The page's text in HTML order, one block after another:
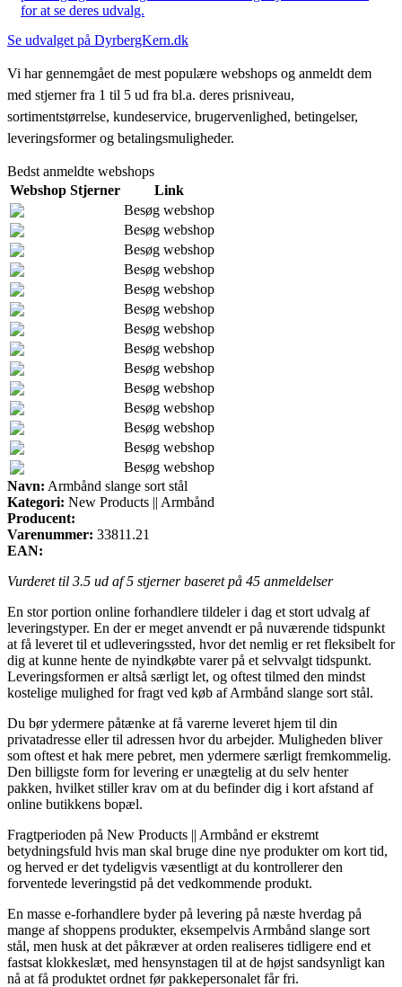
for at se deres udvalg.
Se udvalget på DyrbergKern.dk
Vi har gennemgået de mest populære webshops og anmeldt dem
med stjerner fra 1 til 5 ud fra bl.a. deres prisniveau,
sortimentstørrelse, kundeservice, brugervenlighed, betingelser,
leveringsformer og betalingsmuligheder.
Bedst anmeldte webshops
Webshop Stjerner
Link
Besøg webshop
Besøg webshop
Besøg webshop
Besøg webshop
Besøg webshop
Besøg webshop
Besøg webshop
Besøg webshop
Besøg webshop
Besøg webshop
Besøg webshop
Besøg webshop
Besøg webshop
Besøg webshop
Navn: Armbånd slange sort stål
Kategori: New Products || Armbånd
Producent:
Varenummer: 33811.21
EAN:
Vurderet til 3.5 ud af 5 stjerner baseret på 45 anmeldelser
En stor portion online forhandlere tildeler i dag et stort udvalg af
leveringstyper. En der er meget anvendt er på nuværende tidspunkt
at få leveret til et udleveringssted, hvor det nemlig er ret fleksibelt for
dig at kunne hente de nyindkøbte varer på et selvvalgt tidspunkt.
Leveringsformen er altså særligt let, og oftest tilmed den mindst
kostelige mulighed for fragt ved køb af Armbånd slange sort stål.
Du bør ydermere påtænke at få varerne leveret hjem til din
privatadresse eller til adressen hvor du arbejder. Muligheden bliver
som oftest et hak mere pebret, men ydermere særligt fremkommelig.
Den billigste form for levering er unægtelig at du selv henter
pakken, hvilket stiller krav om at du befinder dig i kort afstand af
online butikkens bopæl.
Fragtperioden på New Products || Armbånd er ekstremt
betydningsfuld hvis man skal bruge dine nye produkter om kort tid,
og herved er det tydeligvis væsentligt at du kontrollerer den
forventede leveringstid på det vedkommende produkt.
En masse e-forhandlere byder på levering på næste hverdag på
mange af shoppens produkter, eksempelvis Armbånd slange sort
stål, men husk at det påkræver at orden realiseres tidligere end et
fastsat klokkeslæt, med hensynstagen til at de højst sandsynligt kan
nå at få produktet ordnet før pakkepersonalet får fri.